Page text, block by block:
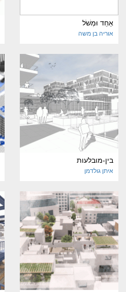
אַחֵד וּמְשֹׁל
אוריה בן משה
בין-מובלעות
איתן גולדמן